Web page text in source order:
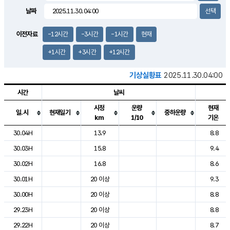
4.0m/s
날짜
이전자료 -12시간 -3시간 -1시간 현재
+1시간 +3시간 +12시간
기상실황표 2025.11.30.04:00
도시별 기상실황표로 지점, 날씨, 기온, 강수, 바람, 기압등을 안내한 표입
시간 날씨
일.시 현재일기
시정
km
운량
1/10
중하운량
현재
기온
30.04H
13.9
8.8
30.03H
15.8
9.4
30.02H
16.8
8.6
30.01H
20 이상
9.3
30.00H
20 이상
8.8
29.23H
20 이상
8.8
29.22H
20 이상
8.7